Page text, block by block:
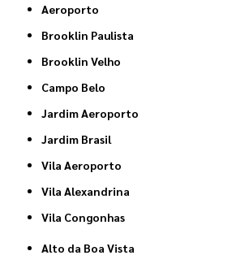
Aeroporto
Brooklin Paulista
Brooklin Velho
Campo Belo
Jardim Aeroporto
Jardim Brasil
Vila Aeroporto
Vila Alexandrina
Vila Congonhas
Alto da Boa Vista